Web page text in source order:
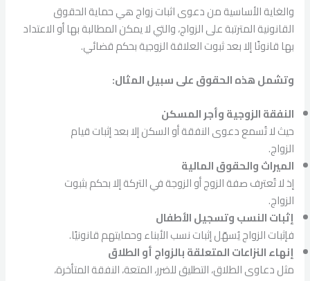
والغاية الأساسية من دعوى اثبات زواج هي حماية الحقوق
القانونية المترتبة على الزواج، والتي لا يمكن المطالبة بها أو الاعتداد
بها قانونًا إلا بعد ثبوت العلاقة الزوجية بحكم قضائي.
وتشمل هذه الحقوق على سبيل المثال:
النفقة الزوجية وأجر المسكن
حيث لا تُسمع دعوى النفقة أو السكن إلا بعد إثبات قيام
الزواج.
الميراث والحقوق المالية
إذ لا تُعترف صفة الزوج أو الزوجة في التركة إلا بحكم بثبوت
الزواج.
إثبات النسب وتسجيل الأطفال
فإثبات الزواج يُسهّل إثبات نسب الأبناء وحمايتهم قانونيًا.
إنهاء النزاعات المتعلقة بالزواج أو الطلاق
مثل دعاوى الطلاق، التطليق للضرر، المتعة، النفقة المتأخرة،